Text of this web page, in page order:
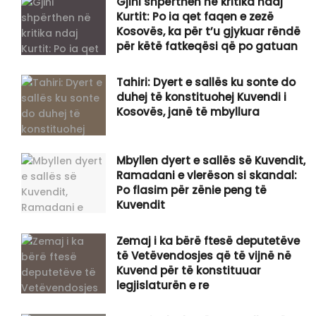
Kurtit: Po ia qet faqen e zezë
Kosovës, ka për t’u gjykuar rëndë
për këtë fatkeqësi që po gatuan
Tahiri: Dyert e sallës ku sonte do
duhej të konstituohej Kuvendi i
Kosovës, janë të mbyllura
Mbyllen dyert e sallës së Kuvendit,
Ramadani e vlerëson si skandal:
Po flasim për zënie peng të
Kuvendit
Zemaj i ka bërë ftesë deputetëve
të Vetëvendosjes që të vijnë në
Kuvend për të konstituuar
legjislaturën e re